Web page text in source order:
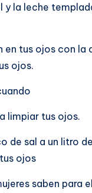
y la leche
tus ojos con la
ojos.
limpiar tus ojos.
de sal a un litro
ojos
saben para